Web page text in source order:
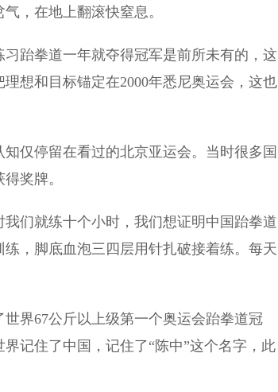
，在地上翻滚快窒息。
跆拳道一年就夺得冠军是前所未有的，这
想和目标锚定在2000年悉尼奥运会，这也
仅停留在看过的北京亚运会。当时很多国
奖牌。
们就练十个小时，我们想证明中国跆拳道
，脚底血泡三四层用针扎破接着练。每天
界67公斤以上级第一个奥运会跆拳道冠
记住了中国，记住了“陈中”这个名字，此